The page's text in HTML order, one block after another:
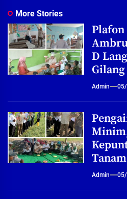
More Stories
Plafon
D
Admin
Admin